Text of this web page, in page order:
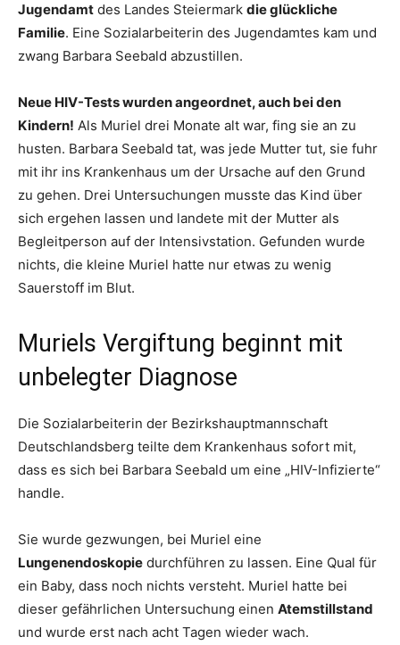
Jugendamt des Landes Steiermark die glückliche
Familie. Eine Sozialarbeiterin des Jugendamtes kam und
zwang Barbara Seebald abzustillen.
Neue HIV-Tests wurden angeordnet, auch bei den
Kindern! Als Muriel drei Monate alt war, fing sie an zu
husten. Barbara Seebald tat, was jede Mutter tut, sie fuhr
mit ihr ins Krankenhaus um der Ursache auf den Grund
zu gehen. Drei Untersuchungen musste das Kind über
sich ergehen lassen und landete mit der Mutter als
Begleitperson auf der Intensivstation. Gefunden wurde
nichts, die kleine Muriel hatte nur etwas zu wenig
Sauerstoff im Blut.
Muriels Vergiftung beginnt mit
unbelegter Diagnose
Die Sozialarbeiterin der Bezirkshauptmannschaft
Deutschlandsberg teilte dem Krankenhaus sofort mit,
dass es sich bei Barbara Seebald um eine „HIV-Infizierte“
handle.
Sie wurde gezwungen, bei Muriel eine
Lungenendoskopie durchführen zu lassen. Eine Qual für
ein Baby, dass noch nichts versteht. Muriel hatte bei
dieser gefährlichen Untersuchung einen Atemstillstand
und wurde erst nach acht Tagen wieder wach.